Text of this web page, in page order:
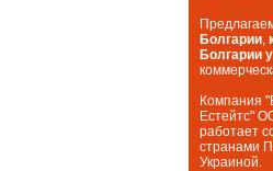
Болгарии,
Болгарии
Компания
Естейтс"
работает
странами
Украиной.